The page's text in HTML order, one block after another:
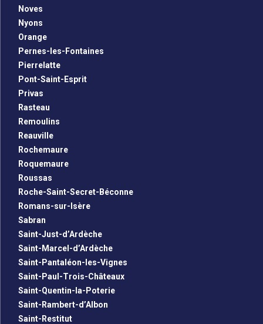
Noves
Nyons
Orange
Pernes-les-Fontaines
Pierrelatte
Pont-Saint-Esprit
Privas
Rasteau
Remoulins
Reauville
Rochemaure
Roquemaure
Roussas
Roche-Saint-Secret-Béconne
Romans-sur-Isère
Sabran
Saint-Just-d’Ardèche
Saint-Marcel-d’Ardèche
Saint-Pantaléon-les-Vignes
Saint-Paul-Trois-Châteaux
Saint-Quentin-la-Poterie
Saint-Rambert-d’Albon
Saint-Restitut